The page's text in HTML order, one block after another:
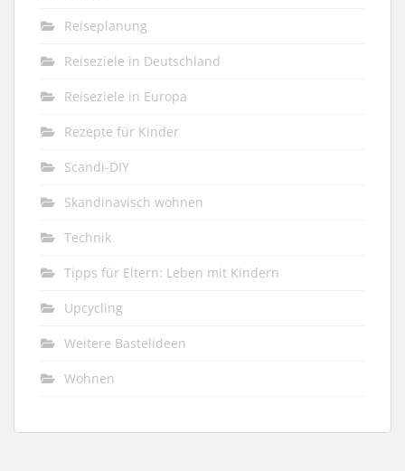
Reiseplanung
Reiseziele in Deutschland
Reiseziele in Europa
Rezepte für Kinder
Scandi-DIY
Skandinavisch wohnen
Technik
Tipps für Eltern: Leben mit Kindern
Upcycling
Weitere Bastelideen
Wohnen